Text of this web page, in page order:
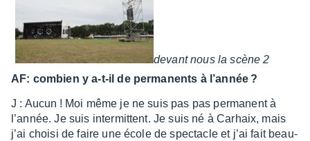
devant nous la scène 2
AF: combien y a-t-il de perma­nents à l’an­née ?
J : Aucun ! Moi même je ne suis pas pas perma­nent à
l’an­née. Je suis inter­mit­tent. Je suis né à Carhaix, mais
j’ai choisi de faire une école de spec­tacle et j’ai fait beau­